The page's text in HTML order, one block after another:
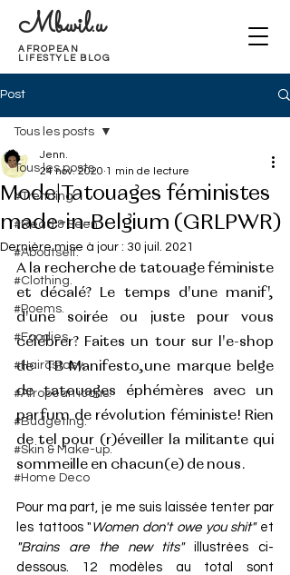
Mbwil.u
AFROPEAN
LIFESTYLE BLOG
Post
Tous les posts
#Trending.
#Read & Seen
#Aboutself.
#Clothing.
#Poems.
#Foodies.
#Haircstasy.
#Afropean icons.
#Budgeting.
#Skin & Make-up.
#Home Deco
Tous les posts
Mode|Tatouages féministes
made-in-Belgium (GRLPWR)
Jenn.
24 nov. 2020 1 min de lecture
Dernière mise à jour : 30 juil. 2021
A la recherche de tatouage féministe
et décalé? Le temps d'une manif',
d'une soirée ou juste pour vous
célébrer? Faites un tour sur l'e-shop
de  TB Manifesto,une marque belge
de tatouages éphémères avec un
parfum de révolution féministe! Rien
de tel pour (r)éveiller la militante qui
sommeille en chacun(e) de nous.
Pour ma part, je me suis laissée tenter par
les tattoos " Women don't owe you shit"
"Brains are the new tits" illustrées ci-
dessous. 12 modèles au total sont